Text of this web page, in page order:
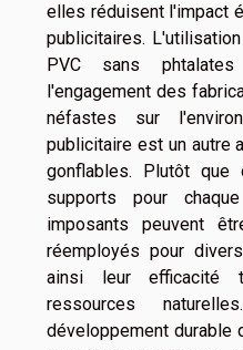
elles réduisent l'impact
publicitaires.
PVC sans
l'engagement des
néfastes sur
publicitaire est un autre
gonflables. Plutôt que
supports pour
imposants peuvent
réemployés pour
ainsi leur efficacité
ressources
développement durable